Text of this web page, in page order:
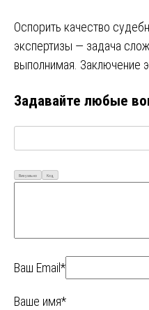
Оспорить качество
экспертизы — задача
выполнимая. Заключение
Задавайте любые
Визуально Код
Ваш Email*
Ваше имя*